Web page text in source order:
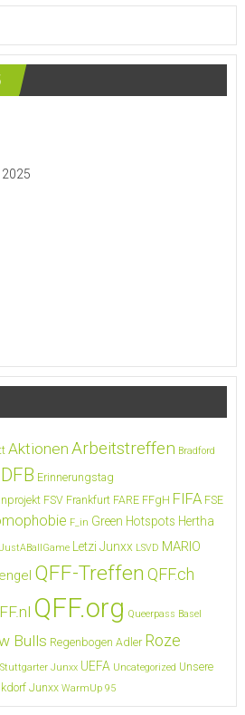
Aktionen Arbeitstreffen Bradford
DFB Erinnerungstag
FSV Frankfurt FARE FFgH FIFA FSE
F_in Green Hotspots Hertha
JustABallGame Letzi Junxx LSVD MARIO
QFF-Treffen QFF.ch
QFF.org Queerpass Basel
Bulls Regenbogen Adler Roze
Stuttgarter Junxx UEFA Uncategorized Unsere
Junxx WarmUp 95